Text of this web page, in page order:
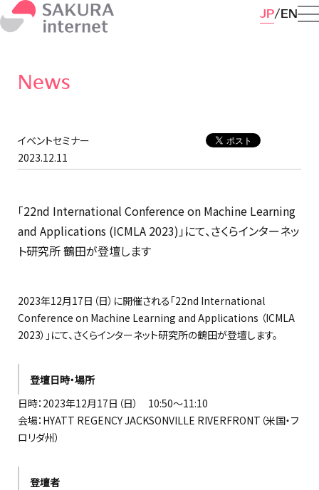
JP EN
News
イベントセミナー
2023.12.11
「22nd International Conference on Machine Learning
and Applications (ICMLA 2023)」にて、さくらインターネッ
ト研究所 鶴田が登壇します
2023年12月17日（日）に開催される「22nd International
Conference on Machine Learning and Applications （ICMLA
2023）」にて、さくらインターネット研究所の鶴田が登壇します。
登壇日時・場所
日時：2023年12月17日（日） 10:50～11:10
会場：HYATT REGENCY JACKSONVILLE RIVERFRONT（米国・フ
ロリダ州）
登壇者